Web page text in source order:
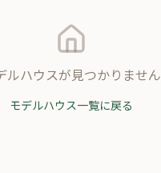
ルハウスが見つかりません
モデルハウス一覧に戻る